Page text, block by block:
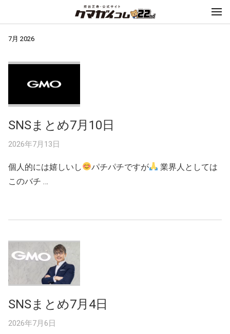
7月 2026
SNSまとめ7月10日
2026年7月13日
個人的には嬉しいし パチパチですが
業界人としては
このバチ …
SNSまとめ7月4日
2026年7月6日